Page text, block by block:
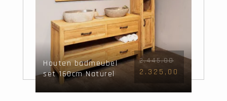
Houten badmeubel
set 160cm Naturel
incl kast, spiegel &
waskommen
2.445,00
2.325,00